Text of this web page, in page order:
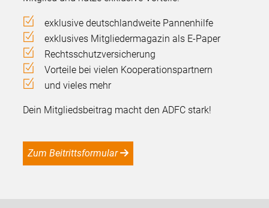
exklusive deutschlandweite Pannenhilfe
exklusives Mitgliedermagazin als E-Paper
Rechtsschutzversicherung
Vorteile bei vielen Kooperationspartnern
und vieles mehr
Dein Mitgliedsbeitrag macht den ADFC stark!
Zum Beitrittsformular